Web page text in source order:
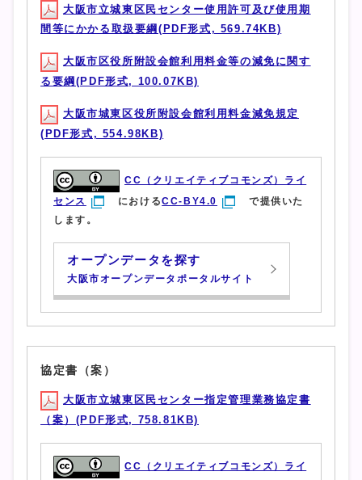
大阪市立城東区民センター使用許可及び使用期
間等にかかる取扱要綱(PDF形式, 569.74KB)
大阪市区役所附設会館利用料金等の減免に関す
る要綱(PDF形式, 100.07KB)
大阪市城東区役所附設会館利用料金減免規定
(PDF形式, 554.98KB)
CC（クリエイティブコモンズ）ライ
センス
におけるCC-BY4.0
で提供いた
します。
オープンデータを探す
大阪市オープンデータポータルサイト
協定書（案）
大阪市立城東区民センター指定管理業務協定書
（案）(PDF形式, 758.81KB)
CC（クリエイティブコモンズ）ライ